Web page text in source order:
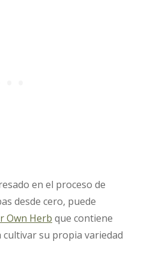
en el proceso de
desde cero, puede
Own Herb que contiene
su propia variedad